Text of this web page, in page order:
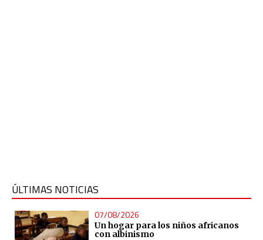
ÚLTIMAS NOTICIAS
07/08/2026
Un hogar para los niños africanos
con albinismo